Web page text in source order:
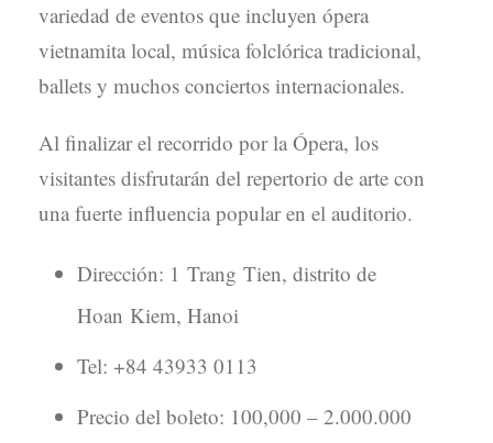
variedad de eventos que incluyen ópera
vietnamita local, música folclórica tradicional,
ballets y muchos conciertos internacionales.
Al finalizar el recorrido por la Ópera, los
visitantes disfrutarán del repertorio de arte con
una fuerte influencia popular en el auditorio.
Dirección: 1 Trang Tien, distrito de
Hoan Kiem, Hanoi
Tel: +84 43933 0113
Precio del boleto: 100,000 – 2.000.000